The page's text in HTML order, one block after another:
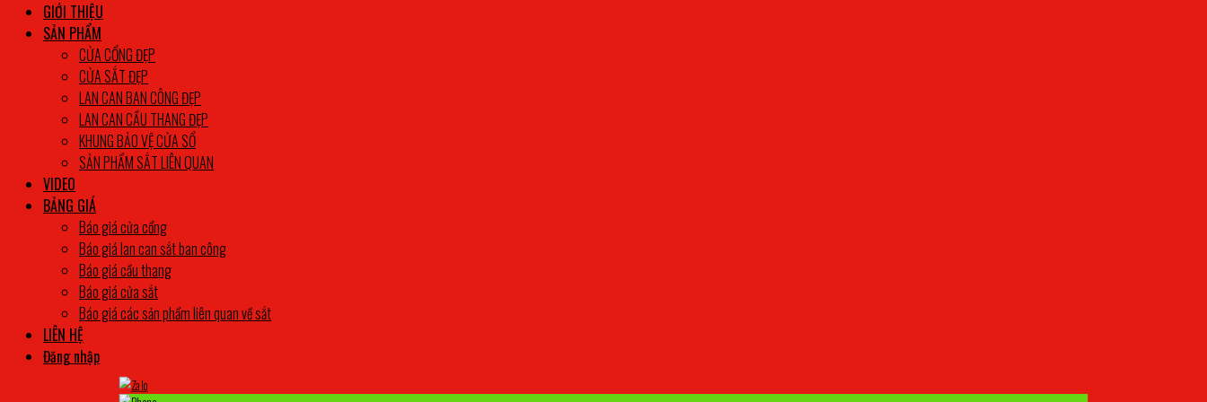
GIỚI THIỆU
SẢN PHẨM
CỬA CỔNG ĐẸP
CỬA SẮT ĐẸP
LAN CAN BAN CÔNG ĐẸP
LAN CAN CẦU THANG ĐẸP
KHUNG BẢO VỆ CỬA SỔ
SẢN PHẨM SẮT LIÊN QUAN
VIDEO
BẢNG GIÁ
Báo giá cửa cổng
Báo giá lan can sắt ban công
Báo giá cầu thang
Báo giá cửa sắt
Báo giá các sản phẩm liên quan về sắt
LIÊN HỆ
Đăng nhập